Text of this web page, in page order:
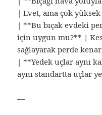
| Evet, ama çok yüksek
| **Bu bıçak evdeki
için uygun mu?** |
sağlayarak perde
| **Yedek uçlar aynı
aynı standartta uçlar
—